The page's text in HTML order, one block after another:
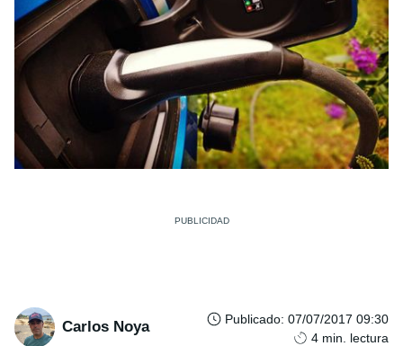
Carlos Noya Publicado: 07/07/2017 09:30
4 min. lectura